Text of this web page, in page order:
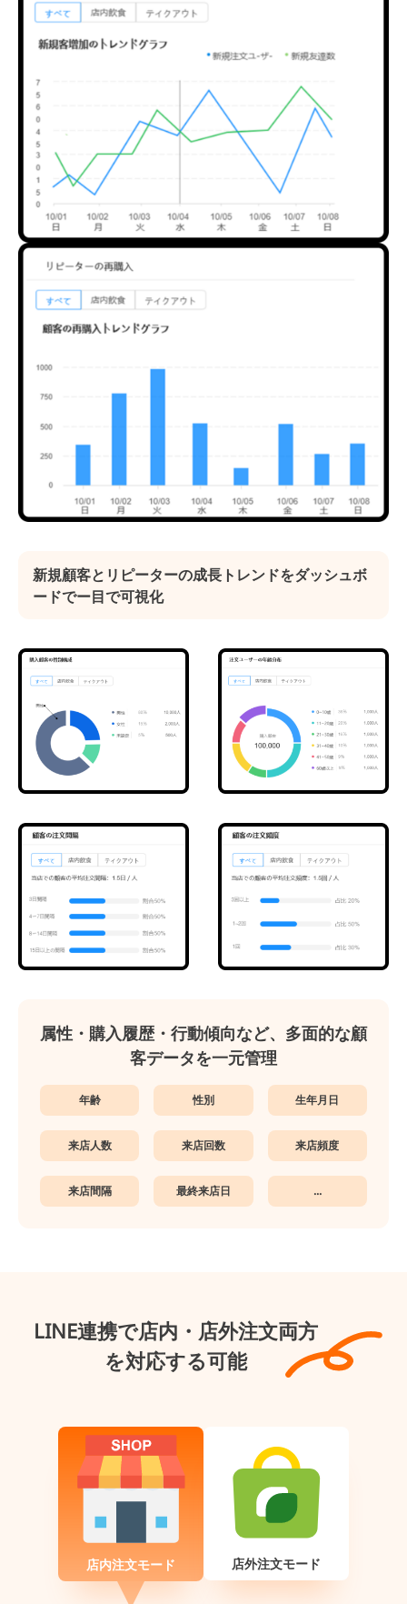
新規顧客とリピーターの成長トレンドをダッシュボ
ードでー目で可視化
属性・購入履歴・行動傾向など、多面的な顧
客データを一元管理
年齢 性別 生年月日
来店人数 来店回数 来店頻度
来店間隔 最終来店日 ...
LINE連携で店内・店外注文両方
を対応する可能
店内注文モード 店外注文モード